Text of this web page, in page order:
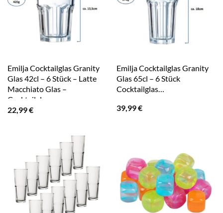
Emilja Cocktailglas Granity
Glas 42cl – 6 Stück – Latte
Macchiato Glas –
Cocktailglas
22,99€
Emilja Cocktailglas Granity
Glas 65cl – 6 Stück
Cocktailglas…
39,99€